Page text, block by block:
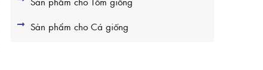
Sản phẩm cho Cá giống